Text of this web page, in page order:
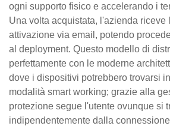
ogni supporto fisico e accelerando i
Una volta acquistata, l'azienda riceve
attivazione via email, potendo
al deployment. Questo modello di
perfettamente con le moderne
dove i dispositivi potrebbero trovarsi
modalità smart working; grazie alla
protezione segue l'utente ovunque si
indipendentemente dalla